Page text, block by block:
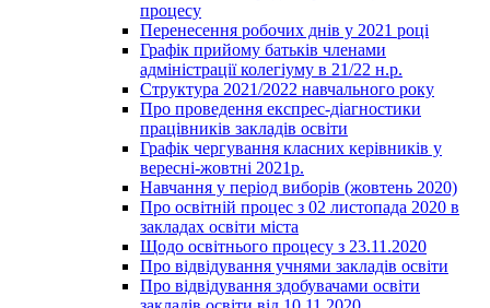
процесу
Перенесення робочих днів у 2021 році
Графік прийому батьків членами
адміністрації колегіуму в 21/22 н.р.
Структура 2021/2022 навчального року
Про проведення експрес-діагностики
працівників закладів освіти
Графік чергування класних керівників у
вересні-жовтні 2021р.
Навчання у період виборів (жовтень 2020)
Про освітній процес з 02 листопада 2020 в
закладах освіти міста
Щодо освітнього процесу з 23.11.2020
Про відвідування учнями закладів освіти
Про відвідування здобувачами освіти